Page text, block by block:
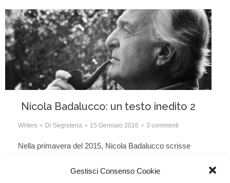
Gestisci Consenso Cookie
Nicola Badalucco: un testo inedito 2
Writers Di Segreteria 15 Gennaio 2016 3 commenti
Nella primavera del 2015, Nicola Badalucco scrisse
breve pamphlet inedito sul cinema italiano dal titolo